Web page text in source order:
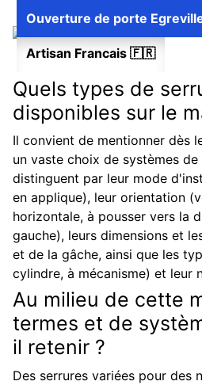
Artisan Francais 🇫🇷
Ouverture de porte
Quels types de
disponibles sur le
Il convient de mentionner dès
un vaste choix de systèmes de
distinguent par leur mode
en applique), leur orientation
horizontale, à pousser vers la
gauche), leurs dimensions et
et de la gâche, ainsi que les
cylindre, à mécanisme) et leur
Au milieu de cette
termes et de
il retenir ?
Des serrures variées pour des